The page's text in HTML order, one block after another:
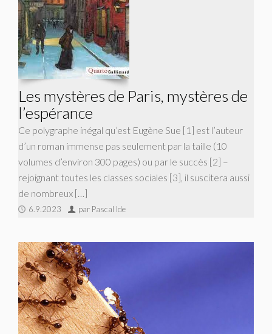
Les mystères de Paris, mystères de
l’espérance
Ce polygraphe inégal qu’est Eugène Sue [1] est l’auteur
d’un roman immense pas seulement par la taille (10
volumes d’environ 300 pages) ou par le succès [2] –
rejoignant toutes les classes sociales [3], il suscitera aussi
de nombreux […]
6.9.2023 par Pascal Ide